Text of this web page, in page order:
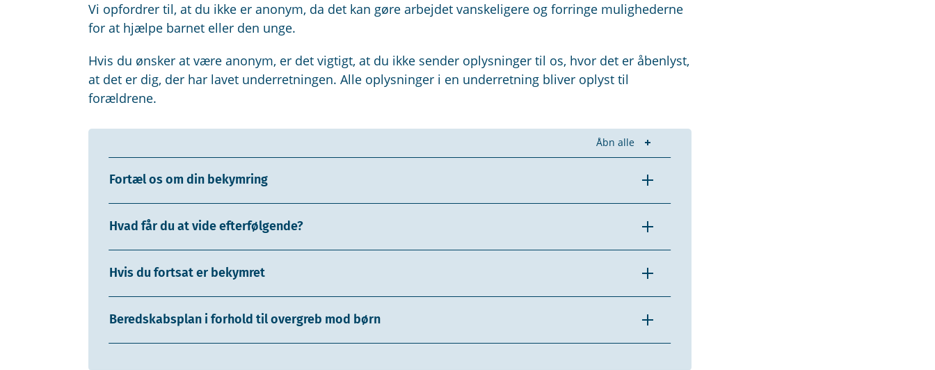
Vi opfordrer til, at du ikke er anonym, da det kan gøre arbejdet vanskeligere og forringe mulighederne
for at hjælpe barnet eller den unge.
Hvis du ønsker at være anonym, er det vigtigt, at du ikke sender oplysninger til os, hvor det er åbenlyst,
at det er dig, der har lavet underretningen. Alle oplysninger i en underretning bliver oplyst til
forældrene.
Åbn alle
Fortæl os om din bekymring
Hvad får du at vide efterfølgende?
Hvis du fortsat er bekymret
Beredskabsplan i forhold til overgreb mod børn